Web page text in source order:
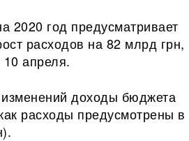
2020 год предусматривает
расходов на 82 млрд грн,
апреля.
доходы бюджета
расходы предусмотрены в